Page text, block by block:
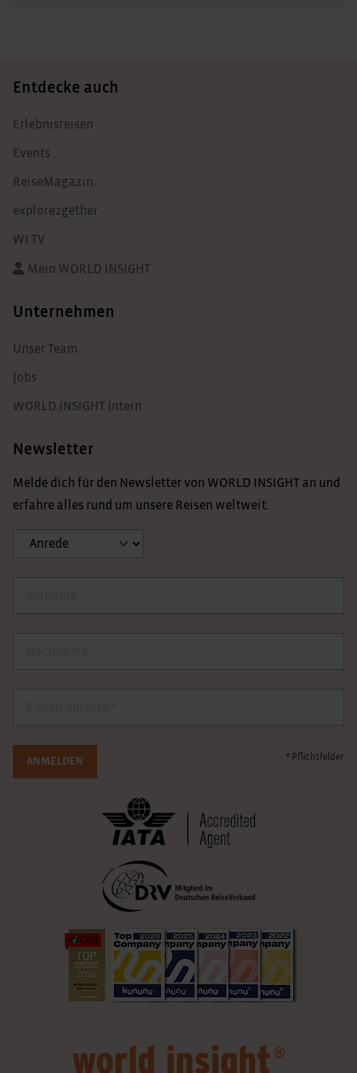
Entdecke auch
Erlebnisreisen
Events
ReiseMagazin
explore2gether
WI TV
Mein WORLD INSIGHT
Unternehmen
Unser Team
Jobs
WORLD INSIGHT Intern
Newsletter
Melde dich für den Newsletter von WORLD INSIGHT an und
erfahre alles rund um unsere Reisen weltweit.
Anrede
ANMELDEN * Pflichtfelder